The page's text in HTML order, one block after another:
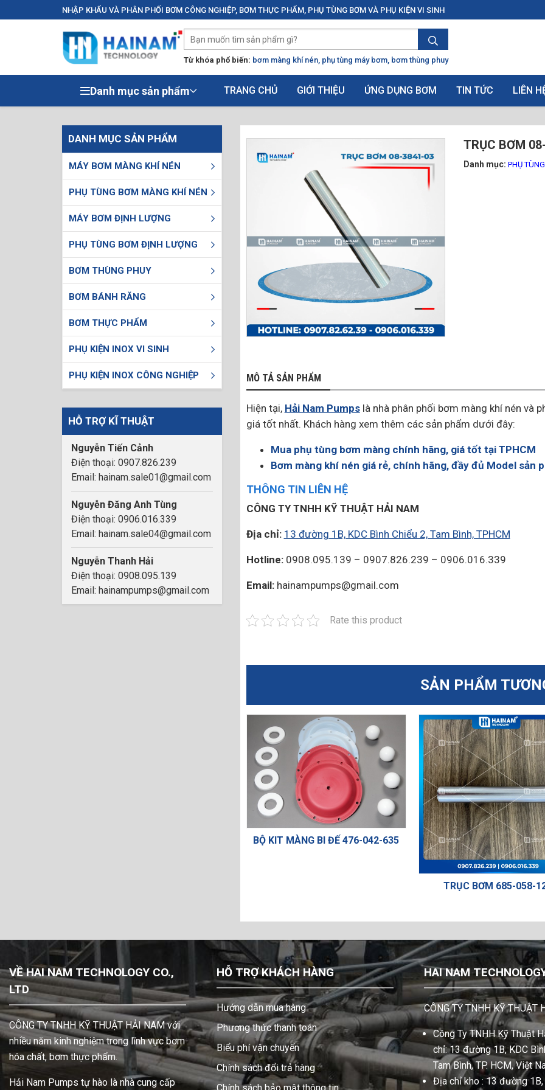
NHẬP KHẨU VÀ PHÂN PHỐI BƠM CÔNG NGHIỆP, BƠM THỰC PHẨM, PHỤ TÙNG BƠM VÀ PHỤ KIỆN VI SINH
Từ khóa phổ biến: bơm màng khí nén phụ tùng máy bơm bơm thùng phuy
Danh mục sản phẩm TRANG CHỦ GIỚI THIỆU ỨNG DỤNG BƠM TIN TỨC LIÊN
DANH MỤC SẢN PHẨM
MÁY BƠM MÀNG KHÍ NÉN
PHỤ TÙNG BƠM MÀNG KHÍ NÉN
MÁY BƠM ĐỊNH LƯỢNG
PHỤ TÙNG BƠM ĐỊNH LƯỢNG
BƠM THÙNG PHUY
BƠM BÁNH RĂNG
BƠM THỰC PHẨM
PHỤ KIỆN INOX VI SINH
PHỤ KIỆN INOX CÔNG NGHIỆP
HỖ TRỢ KĨ THUẬT
Nguyễn Tiến Cảnh
Điện thoại: 0907.826.239
Email: hainam.sale01@gmail.com
Nguyễn Đăng Anh Tùng
Điện thoại: 0906.016.339
Email: hainam.sale04@gmail.com
Nguyễn Thanh Hải
Điện thoại: 0908.095.139
Email: hainampumps@gmail.com
TRỤC BƠM
Danh mục: PHỤ
MÔ TẢ SẢN PHẨM
Hiện tại, Hải Nam Pumps là nhà phân phối bơm màng khí nén và
giá tốt nhất. Khách hàng xem thêm các sản phẩm dưới đây:
Mua phụ tùng bơm màng chính hãng, giá tốt tại TPHCM
Bơm màng khí nén giá rẻ, chính hãng, đầy đủ Model sản
THÔNG TIN LIÊN HỆ
CÔNG TY TNHH KỸ THUẬT HẢI NAM
Địa chỉ: 13 đường 1B, KDC Bình Chiểu 2, Tam Bình, TPHCM
Hotline:0908.095.139 – 0907.826.239 – 0906.016.339
Email:hainampumps@gmail.com
Rate this product
SẢN PHẨM
BỘ KIT MÀNG BI ĐẾ 476-042-635
TRỤC BƠM 685-058-
VỀ HAI NAM TECHNOLOGY CO.,
LTD
CÔNG TY TNHH KỸ THUẬT HẢI NAM với
nhiều năm kinh nghiệm trong lĩnh vực bơm
hóa chất, bơm thực phẩm.
Hải Nam Pumps tự hào là nhà cung cấp
HỖ TRỢ KHÁCH HÀNG
Hướng dẫn mua hàng
Phương thức thanh toán
Biểu phí vận chuyển
Chính sách đổi trả hàng
HAI NAM
CÔNG TY TNHH KỸ THUẬT
Công Ty TNHH Kỹ Thuật
chỉ: 13 đường 1B, KDC
Tam Bình, TP. HCM, Việt
Địa chỉ kho : 13 đường 1B,